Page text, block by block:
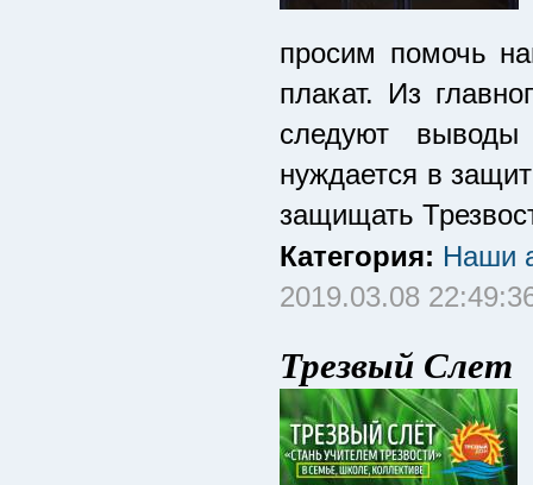
просим помочь
плакат. Из
следуют
нуждается в
защищать
Категория: Наши
2019.03.08
Трезвый Слет